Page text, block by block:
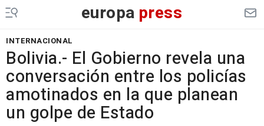
europa press
INTERNACIONAL
Bolivia.- El Gobierno revela una
conversación entre los policías
amotinados en la que planean
un golpe de Estado